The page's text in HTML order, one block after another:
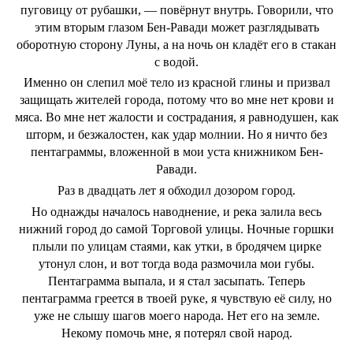
пуговицу от рубашки, — повёрнут внутрь. Говорили, что
этим вторым глазом Бен-Равади может разглядывать
оборотную сторону Луны, а на ночь он кладёт его в стакан
с водой.
Именно он слепил моё тело из красной глины и призвал
защищать жителей города, потому что во мне нет крови и
мяса. Во мне нет жалости и сострадания, я равнодушен, как
шторм, и безжалостен, как удар молнии. Но я ничто без
пентаграммы, вложенной в мои уста книжником Бен-
Равади.
Раз в двадцать лет я обходил дозором город.
Но однажды началось наводнение, и река залила весь
нижний город до самой Торговой улицы. Ночные горшки
плыли по улицам стаями, как утки, в бродячем цирке
утонул слон, и вот тогда вода размочила мои губы.
Пентаграмма выпала, и я стал засыпать. Теперь
пентаграмма греется в твоей руке, я чувствую её силу, но
уже не слышу шагов моего народа. Нет его на земле.
Некому помочь мне, я потерял свой народ.